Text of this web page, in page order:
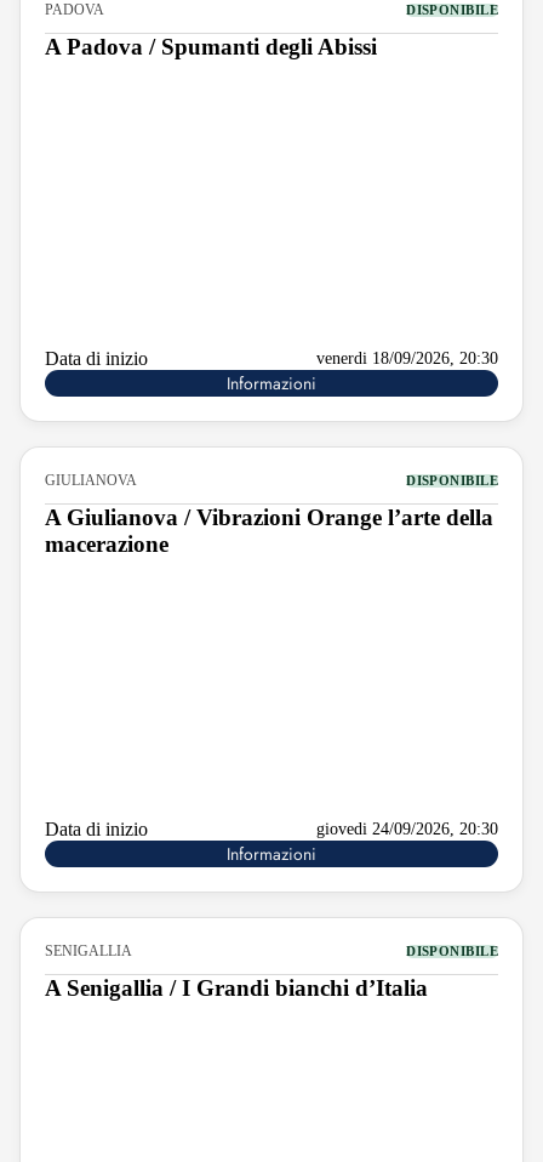
PADOVA DISPONIBILE
A Padova / Spumanti degli Abissi
Data di inizio venerdi 18/09/2026, 20:30
Informazioni
GIULIANOVA DISPONIBILE
A Giulianova / Vibrazioni Orange l’arte della
macerazione
Data di inizio giovedi 24/09/2026, 20:30
Informazioni
SENIGALLIA DISPONIBILE
A Senigallia / I Grandi bianchi d’Italia